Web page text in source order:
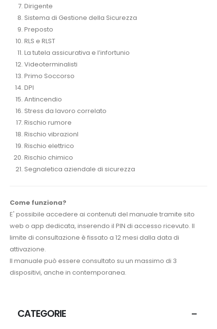
Dirigente
Sistema di Gestione della Sicurezza
Preposto
RLS e RLST
La tutela assicurativa e l’infortunio
Videoterminalisti
Primo Soccorso
DPI
Antincendio
Stress da lavoro correlato
Rischio rumore
Rischio vibrazionI
Rischio elettrico
Rischio chimico
Segnaletica aziendale di sicurezza
Come funziona?
E' possibile accedere ai contenuti del manuale tramite sito
web o app dedicata, inserendo il PIN di accesso ricevuto. Il
limite di consultazione è fissato a 12 mesi dalla data di
attivazione.
Il manuale può essere consultato su un massimo di 3
dispositivi, anche in contemporanea.
CATEGORIE